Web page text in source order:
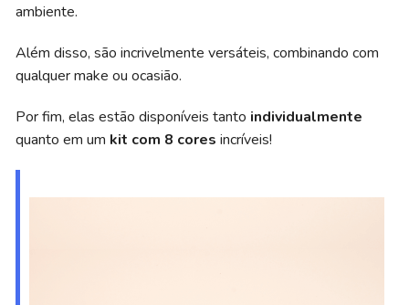
ambiente.
Além disso, são incrivelmente versáteis, combinando com
qualquer make ou ocasião.
Por fim, elas estão disponíveis tanto individualmente
quanto em um kit com 8 coresincríveis!